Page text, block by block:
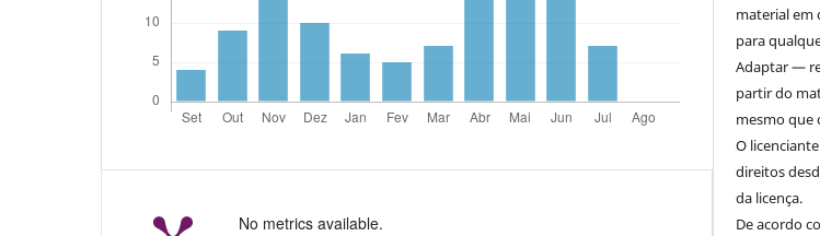
No metrics available.
material
para
Adaptar —
partir do
mesmo que
O
direitos
da licença.
De acordo